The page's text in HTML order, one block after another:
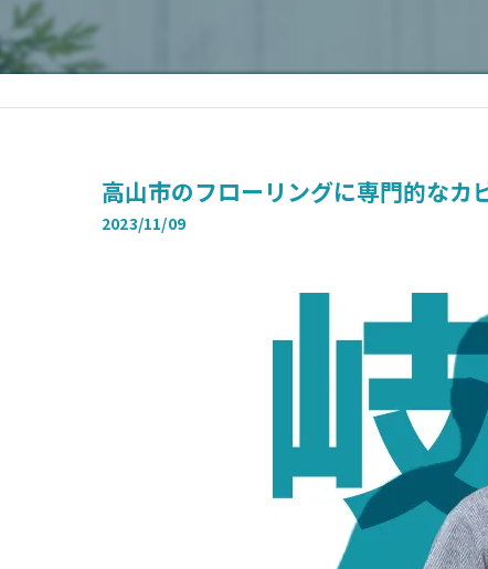
高山市のフローリングに専門的なカ
2023/11/09